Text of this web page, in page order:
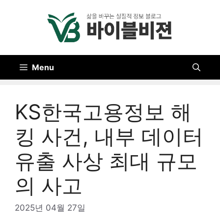
Menu
KS한국고용정보 해
킹 사건, 내부 데이터
유출 사상 최대 규모
의 사고
2025년 04월 27일